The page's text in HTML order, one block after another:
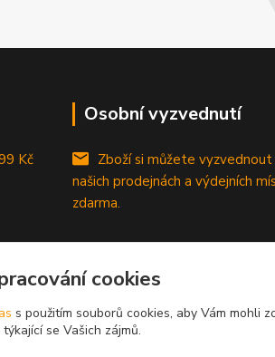
Kč
Osobní vyzvednutí
Zboží si můžete vyzvednout
našich prodejnách a výdejních
zdarma.
cookies
s použitím souborů cookies, aby Vám mohli
týkající se Vašich zájmů.